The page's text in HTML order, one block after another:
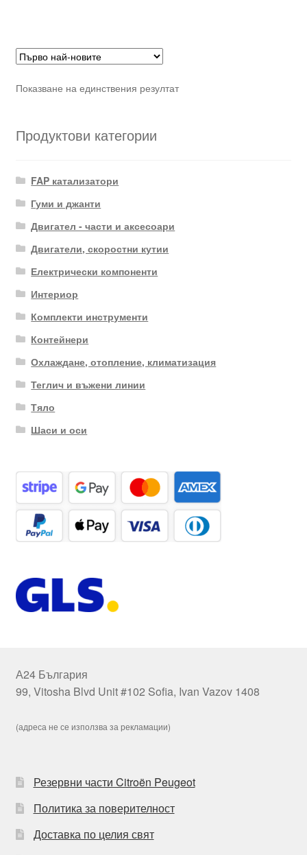
Показване на единствения резултат
Продуктови категории
FAP катализатори
Гуми и джанти
Двигател - части и аксесоари
Двигатели, скоростни кутии
Електрически компоненти
Интериор
Комплекти инструменти
Контейнери
Охлаждане, отопление, климатизация
Теглич и въжени линии
Тяло
Шаси и оси
А24 България
99, Vitosha Blvd Unit #102 Sofia, Ivan Vazov 1408
(адреса не се използва за рекламации)
Резервни части Citroën Peugeot
Политика за поверителност
Доставка по целия свят